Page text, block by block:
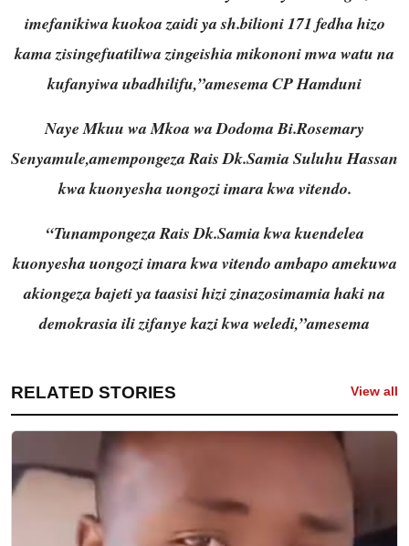
imefanikiwa kuokoa zaidi ya sh.bilioni 171 fedha hizo
kama zisingefuatiliwa zingeishia mikononi mwa watu na
kufanyiwa ubadhilifu,”amesema CP Hamduni
Naye Mkuu wa Mkoa wa Dodoma Bi.Rosemary
Senyamule,amempongeza Rais Dk.Samia Suluhu Hassan
kwa kuonyesha uongozi imara kwa vitendo.
“Tunampongeza Rais Dk.Samia kwa kuendelea
kuonyesha uongozi imara kwa vitendo ambapo amekuwa
akiongeza bajeti ya taasisi hizi zinazosimamia haki na
demokrasia ili zifanye kazi kwa weledi,”amesema
RELATED STORIES View all